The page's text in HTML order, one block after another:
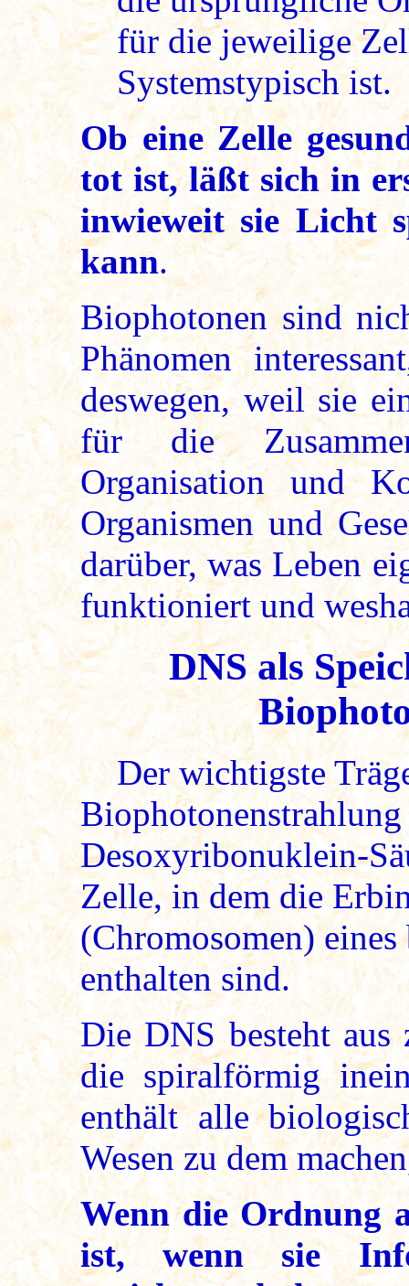
für die jeweilige
Systemstypisch ist.
Ob eine Zelle
tot ist, läßt sich in
inwieweit sie Licht
kann.
Biophotonen sind
Phänomen
deswegen, weil sie
für die
Organisation und
Organismen und
darüber, was Leben
funktioniert und
DNS als
Der wichtigste
Desoxyribonuklein-
Zelle, in dem die
(Chromosomen)
enthalten sind.
Die DNS besteht
die spiralförmig
enthält alle
Wesen zu dem
Wenn die Ordnung
ist, wenn sie